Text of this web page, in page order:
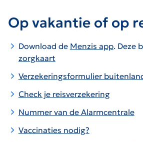
Op vakantie of op
Download de Menzis app. Deze
zorgkaart
Verzekeringsformulier
Check je reisverzekering
Nummer van de Alarmcentrale
Vaccinaties nodig?